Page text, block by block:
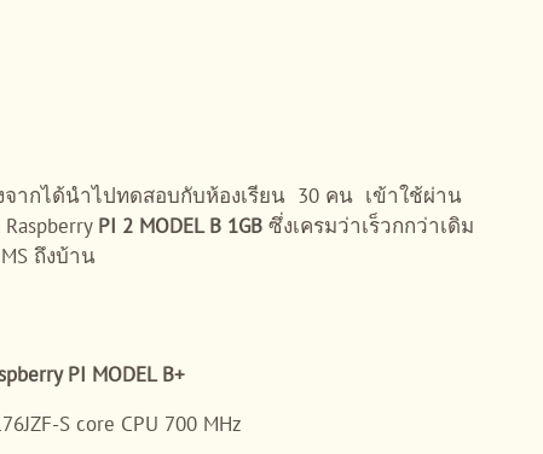
จากได้นำไปทดสอบกับห้องเรียน 30 คน เข้าใช้ผ่าน
PI 2 MODEL B 1GB ซึ่งเครมว่าเร็วกกว่าเดิม
ถึงบ้าน
PI MODEL B+
S core CPU 700 MHz